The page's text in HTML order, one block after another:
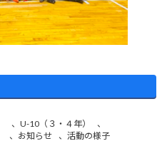
、 U-10（３・４年）
、
、 お知らせ 、活動の様子